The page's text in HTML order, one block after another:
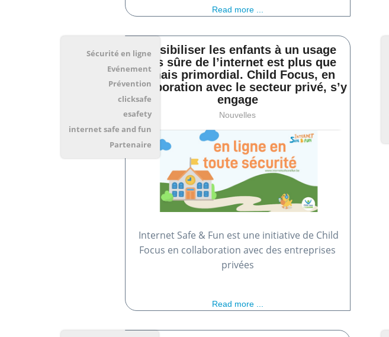
Read more ...
Sensibiliser les enfants à un usage
plus sûre de l’internet est plus que
jamais primordial. Child Focus, en
collaboration avec le secteur privé, s’y
engage
Nouvelles
Sécurité en ligne
Evénement
Prévention
clicksafe
esafety
internet safe and fun
Partenaire
Internet Safe & Fun est une initiative de Child
Focus en collaboration avec des entreprises
privées
Read more ...